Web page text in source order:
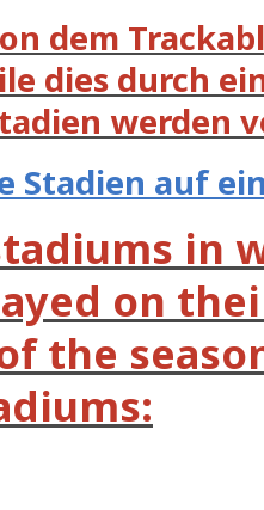
dem
dies durch
werden
Stadien auf
in
on
the